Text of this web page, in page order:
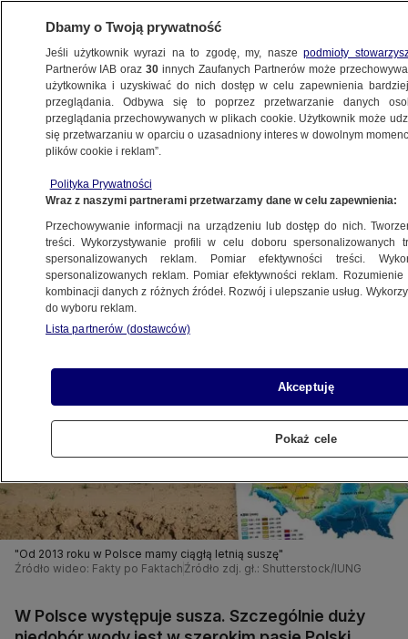
METEO
NAJNOWSZE
wodę w ekosystemie"
13.07.2019, 14:23
Udostępnij
"Od 2013 roku w Polsce mamy ciągłą letnią suszę"
Źródło wideo: Fakty po Faktach Źródło zdj. gł.: Shutterstock/IUNG
W Polsce występuje susza. Szczególnie duży
Dbamy o Twoją prywatność
Jeśli użytkownik wyrazi na to zgodę, my, naszepodmioty
Partnerów IAB oraz30 innych Zaufanych Partnerów może
użytkownika i uzyskiwać do nich dostęp w celu zapewnienia
przeglądania. Odbywa się to poprzez przetwarzanie danych
przeglądania przechowywanych w plikach cookie. Użytkownik może
się przetwarzaniu w oparciu o uzasadniony interes w dowolnym
plików cookie i reklam”.
Polityka Prywatności
Wraz z naszymi partnerami przetwarzamy dane w celu zapewnienia:
Przechowywanie informacji na urządzeniu lub dostęp do nich.
treści. Wykorzystywanie profili w celu doboru spersonalizowanych
spersonalizowanych reklam. Pomiar efektywności treści.
spersonalizowanych reklam. Pomiar efektywności reklam.
kombinacji danych z różnych źródeł. Rozwój i ulepszanie usług.
do wyboru reklam.
Lista partnerów (dostawców)
Akceptuję
Pokaż cele